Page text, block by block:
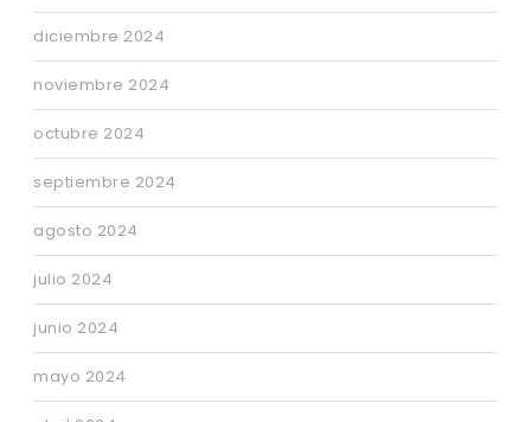
diciembre 2024
noviembre 2024
octubre 2024
septiembre 2024
agosto 2024
julio 2024
junio 2024
mayo 2024